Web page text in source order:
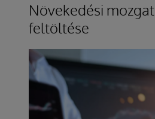
Növekedési
feltöltése